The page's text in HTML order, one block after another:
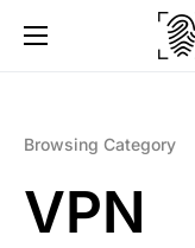
Browsing Category
VPN